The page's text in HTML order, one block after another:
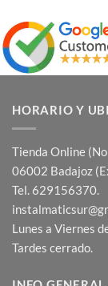
HORARIO Y
Tienda Online
06002 Badajoz
Tel. 629156370.
Lunes a Viernes
Tardes cerrado.